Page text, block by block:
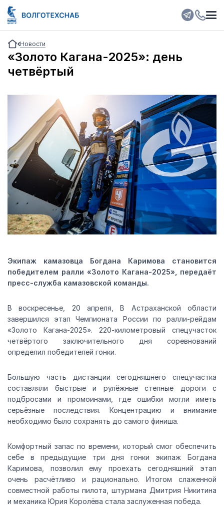
Новости
«Золото Кагана-2025»: день
четвёртый
Экипаж камазовца Богдана Каримова становится
победителем ралли «Золото Кагана-2025», передаёт
пресс-служба камазовской команды.
В воскресенье, 20 апреля, В Астраханской области
завершился этап Чемпионата России по ралли-рейдам
«Золото Кагана-2025». 220-километровый спецучасток
четвёртого заключительного дня соревнований
определил победителей гонки.
Большую часть дистанции сегодняшнего спецучастка
составляли быстрые и рулёжные степные дороги с
подбросами и промоинами, где ошибки могли иметь
серьёзные последствия. Концентрацию и внимание
необходимо было сохранять до самого финиша.
Комфортный запас по времени, который смог обеспечить
себе в предыдущие три дня гонки экипаж Богдана
Каримова, позволил ему проехать сегодняшний этап
очень расчётливо и рационально. Итогом слаженной
совместной работы пилота, штурмана Дмитрия Никитина
и механика Юрия Королёва стала заслуженная победа.